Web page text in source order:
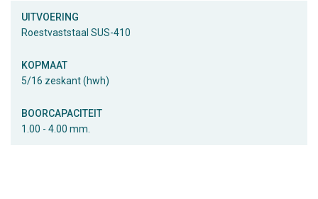
UITVOERING
Roestvaststaal SUS-410
KOPMAAT
5/16 zeskant (hwh)
BOORCAPACITEIT
1.00 - 4.00 mm.